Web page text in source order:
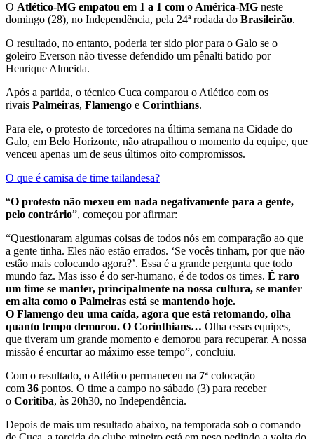
O Atlético-MG empatou em 1 a 1 com o América-MG neste
domingo (28), no Independência, pela 24ª rodada do Brasileirão.
O resultado, no entanto, poderia ter sido pior para o Galo se o
goleiro Everson não tivesse defendido um pênalti batido por
Henrique Almeida.
Após a partida, o técnico Cuca comparou o Atlético com os
rivais Palmeiras, Flamengo e Corinthians.
Para ele, o protesto de torcedores na última semana na Cidade do
Galo, em Belo Horizonte, não atrapalhou o momento da equipe, que
venceu apenas um de seus últimos oito compromissos.
O que é camisa de time tailandesa?
“O protesto não mexeu em nada negativamente para a gente,
pelo contrário”, começou por afirmar:
“Questionaram algumas coisas de todos nós em comparação ao que
a gente tinha. Eles não estão errados. ‘Se vocês tinham, por que não
estão mais colocando agora?’. Essa é a grande pergunta que todo
mundo faz. Mas isso é do ser-humano, é de todos os times. É raro
um time se manter, principalmente na nossa cultura, se manter
em alta como o Palmeiras está se mantendo hoje.
O Flamengo deu uma caída, agora que está retomando, olha
quanto tempo demorou. O Corinthians… Olha essas equipes,
que tiveram um grande momento e demorou para recuperar. A nossa
missão é encurtar ao máximo esse tempo”, concluiu.
Com o resultado, o Atlético permaneceu na 7ª colocação
com 36 pontos. O time a campo no sábado (3) para receber
o Coritiba, às 20h30, no Independência.
Depois de mais um resultado abaixo, na temporada sob o comando